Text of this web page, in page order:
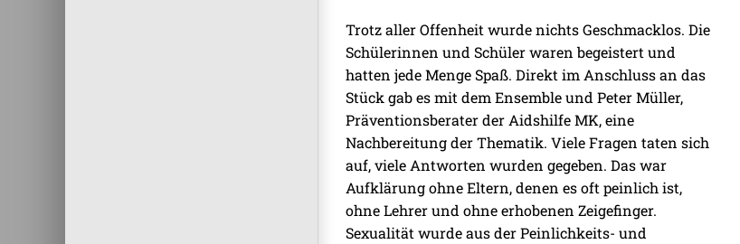
Trotz aller Offenheit wurde nichts Geschmacklos. Die
Schülerinnen und Schüler waren begeistert und
hatten jede Menge Spaß. Direkt im Anschluss an das
Stück gab es mit dem Ensemble und Peter Müller,
Präventionsberater der Aidshilfe MK, eine
Nachbereitung der Thematik. Viele Fragen taten sich
auf, viele Antworten wurden gegeben. Das war
Aufklärung ohne Eltern, denen es oft peinlich ist,
ohne Lehrer und ohne erhobenen Zeigefinger.
Sexualität wurde aus der Peinlichkeits- und